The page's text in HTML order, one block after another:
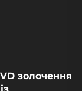
золочення